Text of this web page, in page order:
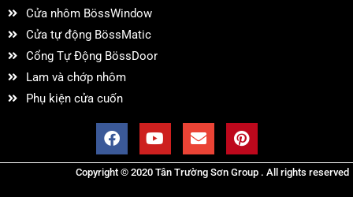
Cửa nhôm BössWindow
Cửa tự động BössMatic
Cổng Tự Động BössDoor
Lam và chớp nhôm
Phụ kiện cửa cuốn
Copyright © 2020 Tân Trường Sơn Group . All rights reserved